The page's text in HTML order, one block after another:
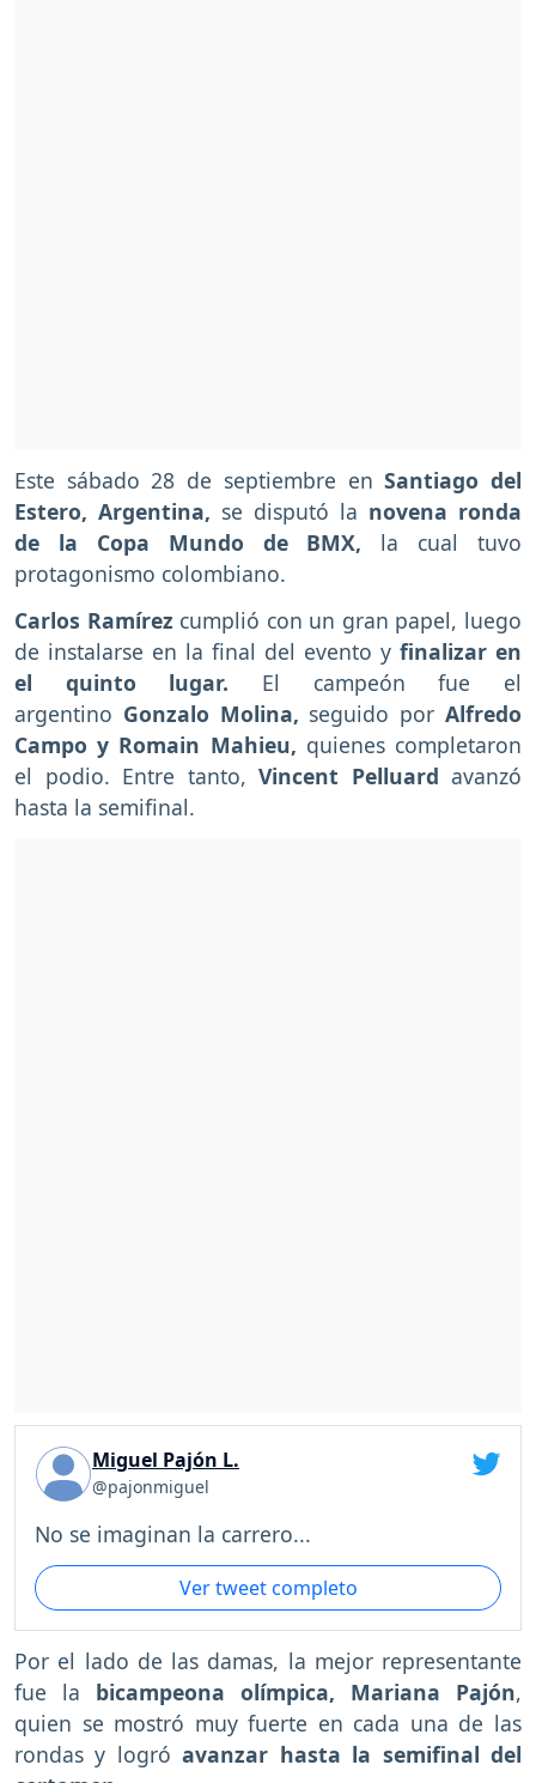
Este sábado 28 de septiembre en Santiago del
Estero, Argentina, se disputó la novena ronda
de la Copa Mundo de BMX, la cual tuvo
protagonismo colombiano.
Carlos Ramírez cumplió con un gran papel, luego
de instalarse en la final del evento y finalizar en
el quinto lugar. El campeón fue el
argentino Gonzalo Molina, seguido porAlfredo
Campo y Romain Mahieu, quienes completaron
el podio. Entre tanto, Vincent Pelluard avanzó
hasta la semifinal.
Miguel Pajón L.
@pajonmiguel
No se imaginan la carrero...
Ver tweet completo
Por el lado de las damas, la mejor representante
fue la bicampeona olímpica, Mariana Pajón,
quien se mostró muy fuerte en cada una de las
rondas y logróavanzar hasta la semifinal del